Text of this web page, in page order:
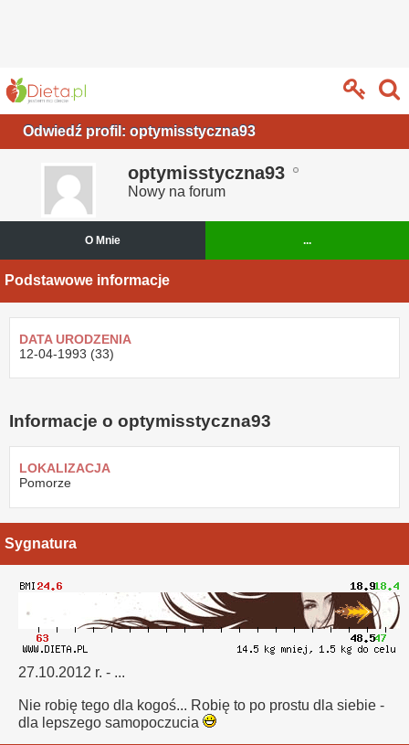
Odwiedź profil: optymisstyczna93
optymisstyczna93
Nowy na forum
O Mnie ...
Podstawowe informacje
DATA URODZENIA
12-04-1993 (33)
Informacje o optymisstyczna93
LOKALIZACJA
Pomorze
Sygnatura
27.10.2012 r. - ...
Nie robię tego dla kogoś... Robię to po prostu dla siebie -
dla lepszego samopoczucia